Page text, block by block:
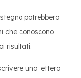
potrebbero
che conoscono
risultati.
una lettera